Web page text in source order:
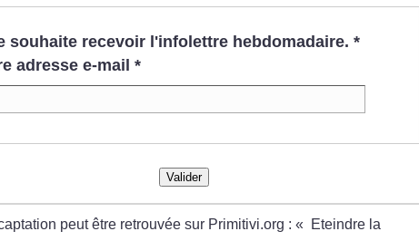
souhaite recevoir l'infolettre hebdomadaire. *
adresse e-mail *
Valider
peut être retrouvée sur Primitivi.org : «
Eteindre la